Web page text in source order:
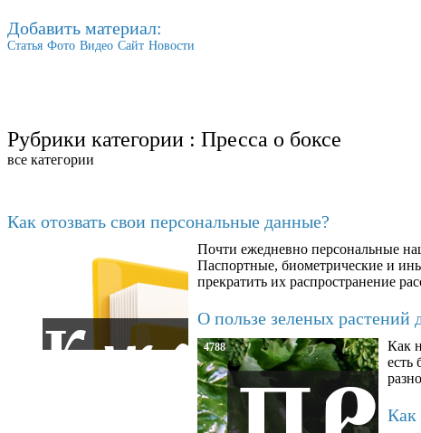
Добавить материал:
Статья Фото Видео Сайт Новости
Рубрики категории : Пресса о боксе
все категории
Как отозвать свои персональные данные?
Почти ежедневно персональные
Паспортные, биометрические и
прекратить их распространение
О пользе зеленых растений
4788
Как
есть
Как